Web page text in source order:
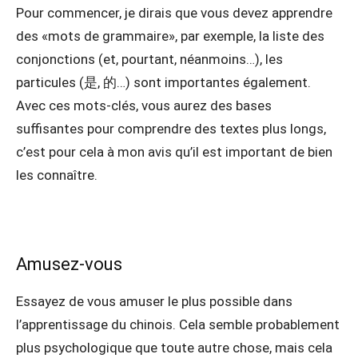
Pour commencer, je dirais que vous devez apprendre
des «mots de grammaire», par exemple, la liste des
conjonctions (et, pourtant, néanmoins…), les
particules (是, 的…) sont importantes également.
Avec ces mots-clés, vous aurez des bases
suffisantes pour comprendre des textes plus longs,
c’est pour cela à mon avis qu’il est important de bien
les connaître.
Amusez-vous
Essayez de vous amuser le plus possible dans
l’apprentissage du chinois. Cela semble probablement
plus psychologique que toute autre chose, mais cela